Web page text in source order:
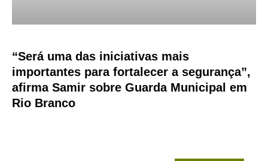
“Será uma das iniciativas mais
importantes para fortalecer a segurança”,
afirma Samir sobre Guarda Municipal em
Rio Branco